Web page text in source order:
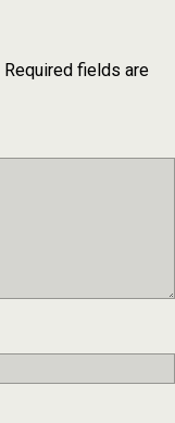
Required fields are